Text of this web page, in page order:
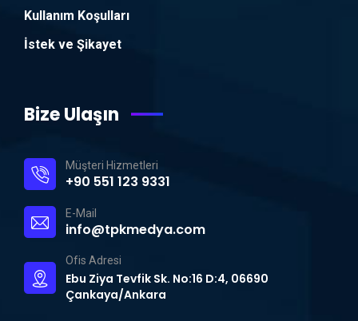
Kullanım Koşulları
İstek ve Şikayet
Bize Ulaşın
Müşteri Hizmetleri
+90 551 123 9331
E-Mail
info@tpkmedya.com
Ofis Adresi
Ebu Ziya Tevfik Sk. No:16 D:4, 06690
Çankaya/Ankara